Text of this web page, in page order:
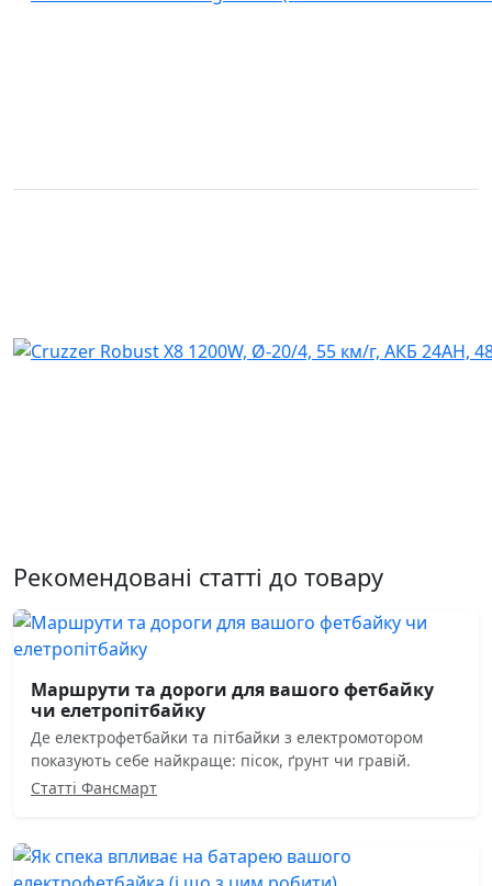
Рекомендовані статті до товару
Маршрути та дороги для вашого фетбайку
чи елетропітбайку
Де електрофетбайки та пітбайки з електромотором
показують себе найкраще: пісок, ґрунт чи гравій.
Статті Фансмарт